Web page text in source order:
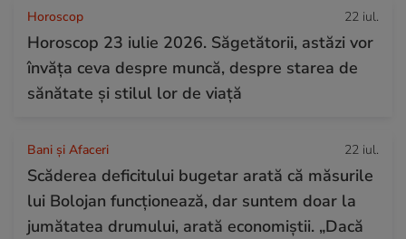
Horoscop 22 iul.
Horoscop 23 iulie 2026. Săgetătorii, astăzi vor
învăța ceva despre muncă, despre starea de
sănătate și stilul lor de viață
Bani și Afaceri 22 iul.
Scăderea deficitului bugetar arată că măsurile
lui Bolojan funcționează, dar suntem doar la
jumătatea drumului, arată economiștii. „Dacă